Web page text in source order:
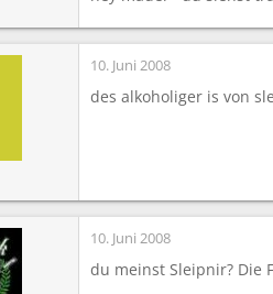
10. Juni 2008
des alkoholiger is von
10. Juni 2008
du meinst Sleipnir? Die